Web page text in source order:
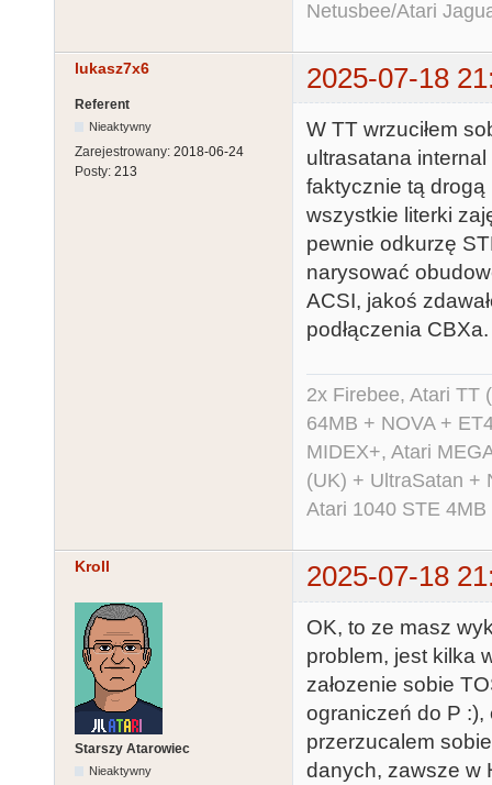
Netusbee/Atari
lukasz7x6 2025-07-18
Referent
Nieaktywny
Zarejestrowany: 2018-06-24
Posty: 213
W TT wrzuciłem
ultrasatana
faktycznie tą drogą
wszystkie literki
pewnie odkurzę
narysować
ACSI, jakoś
podłączenia
2x Firebee, Atari TT
64MB + NOVA +
MIDEX+, Atari
(UK) + UltraSatan +
Atari 1040 STE
Kroll 2025-07-18
Starszy Atarowiec
Nieaktywny
OK, to ze masz
problem, jest kilka
załozenie sobie
ograniczeń do P
przerzucalem
danych, zawsze w